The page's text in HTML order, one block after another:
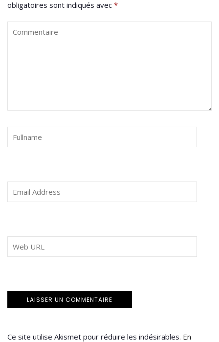
obligatoires sont indiqués avec *
Ce site utilise Akismet pour réduire les indésirables. En